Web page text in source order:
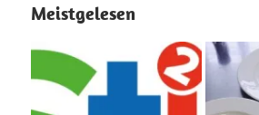
Meistgelesen